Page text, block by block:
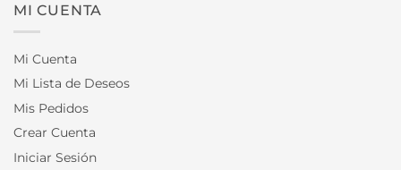
MI CUENTA
Mi Cuenta
Mi Lista de Deseos
Mis Pedidos
Crear Cuenta
Iniciar Sesión